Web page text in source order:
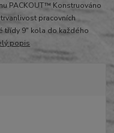
PACKOUT™ Konstruováno
pracovních
9″ kola do každého
popis